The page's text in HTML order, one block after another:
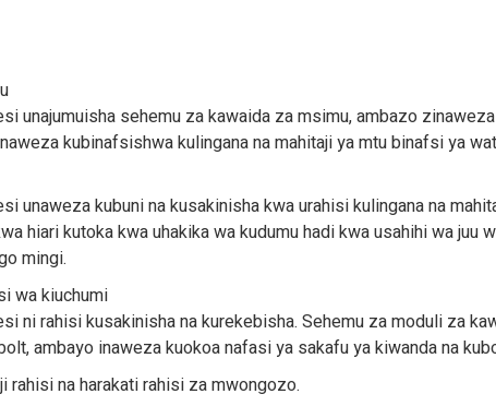
unajumuisha sehemu za kawaida za msimu, ambazo
kubinafsishwa kulingana na mahitaji ya mtu binafsi ya
unaweza kubuni na kusakinisha kwa urahisi kulingana na
hiari kutoka kwa uhakika wa kudumu hadi kwa usahihi wa juu
mingi.
wa kiuchumi
ni rahisi kusakinisha na kurekebisha. Sehemu za moduli za
ambayo inaweza kuokoa nafasi ya sakafu ya kiwanda na
rahisi na harakati rahisi za mwongozo.